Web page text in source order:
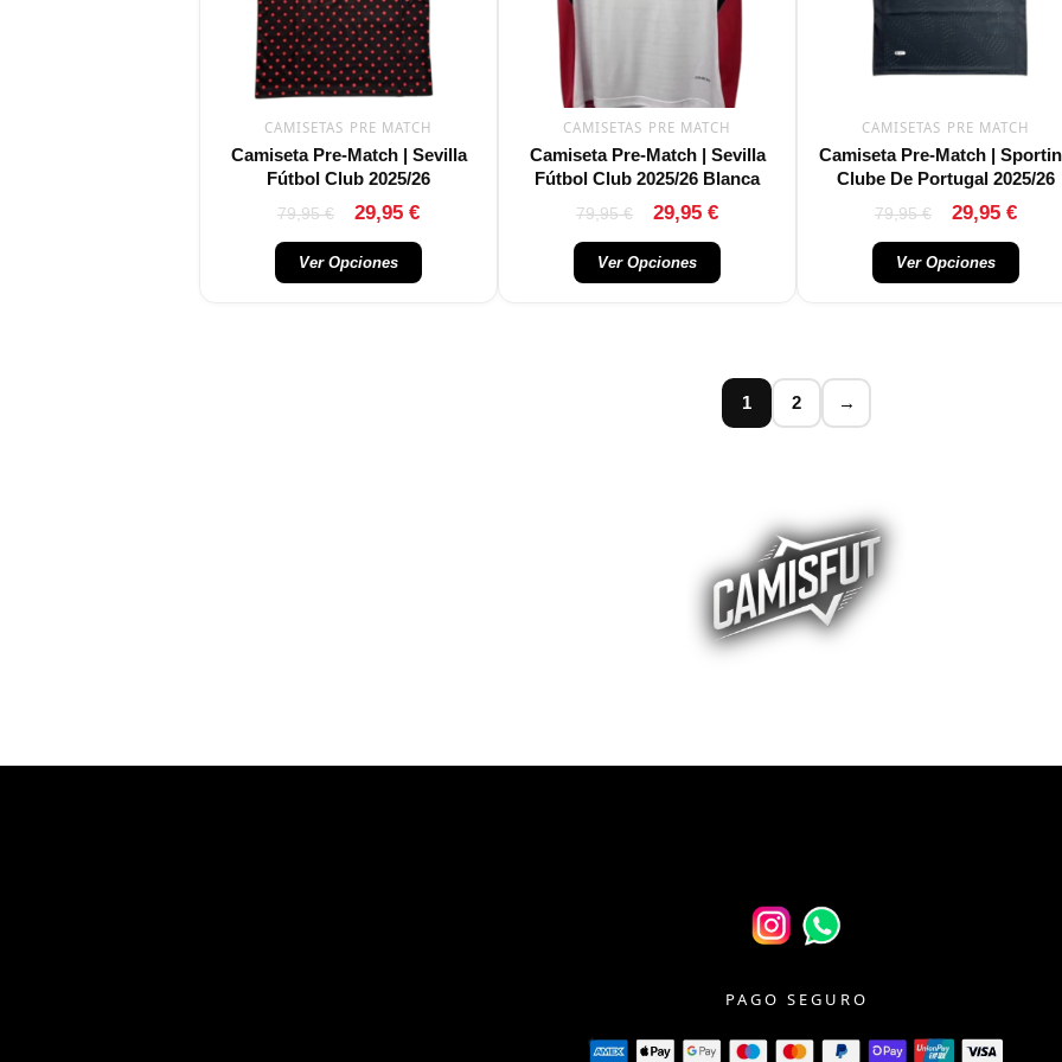
CAMISETAS PRE MATCH
Camiseta Pre-Match | Sevilla
Fútbol Club 2025/26
79,95€ 29,95 €
Ver Opciones
opciones
se
pueden
elegir
en
la
de
producto
CAMISETAS PRE MATCH
Camiseta Pre-Match | Sevilla
Fútbol Club 2025/26 Blanca
79,95€ 29,95 €
Ver Opciones
opciones
pueden
elegir
en
la
de
producto
CAMISETAS PRE MATCH
Camiseta Pre-Match |
Clube De Portugal 2025/26
79,95€ 29,95 €
Ver Opciones
opciones
pueden
en
la
página
de
producto
1 2 →
PAGO SEGURO